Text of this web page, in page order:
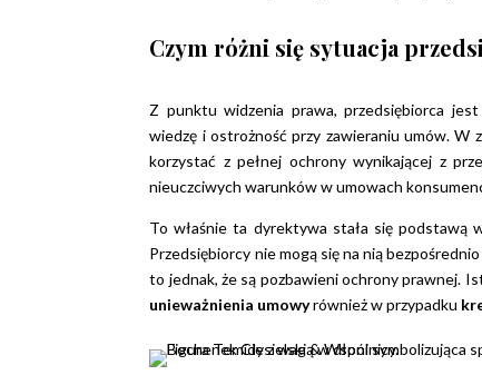
Czym różni się sytuacja
Z punktu widzenia prawa, przedsiębiorca
wiedzę i ostrożność przy zawieraniu umów. W
korzystać z pełnej ochrony wynikającej z
nieuczciwych warunków w umowach
To właśnie ta dyrektywa stała się podstawą
Przedsiębiorcy nie mogą się na nią
to jednak, że są pozbawieni ochrony prawnej.
unieważnienia umowyrównież w przypadku